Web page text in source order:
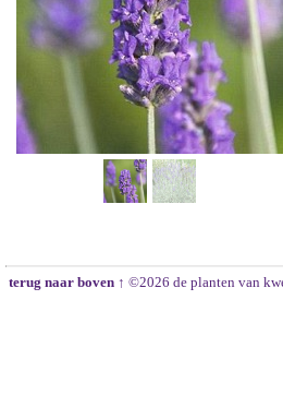
terug naar boven ↑ ©2026 de planten van